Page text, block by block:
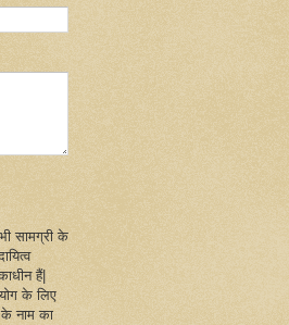
सामग्री के
हैं|
के लिए
नाम का